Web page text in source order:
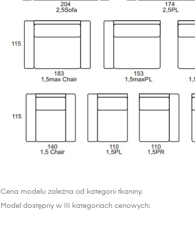
Cena modelu zależna od kategorii tkaniny.
Model dostępny w III kategoriach cenowych: